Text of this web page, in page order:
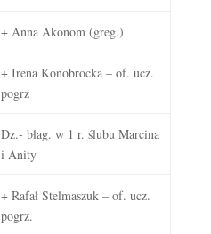
+ Anna Akonom (greg.)
+ Irena Konobrocka – of. ucz.
pogrz
Dz.- błag. w 1 r. ślubu Marcina
i Anity
+ Rafał Stelmaszuk – of. ucz.
pogrz.